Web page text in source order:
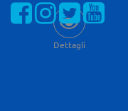
Dettagli
Visualizza la
Visualizza il